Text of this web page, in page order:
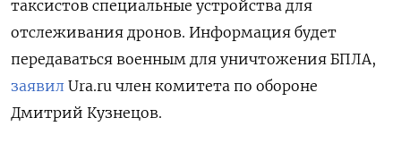
таксистов специальные устройства для
отслеживания дронов. Информация будет
передаваться военным для уничтожения БПЛА,
заявил Ura.ru член комитета по обороне
Дмитрий Кузнецов.